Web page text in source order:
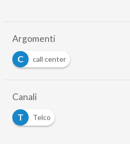
Argomenti
C
call center
Canali
T
Telco